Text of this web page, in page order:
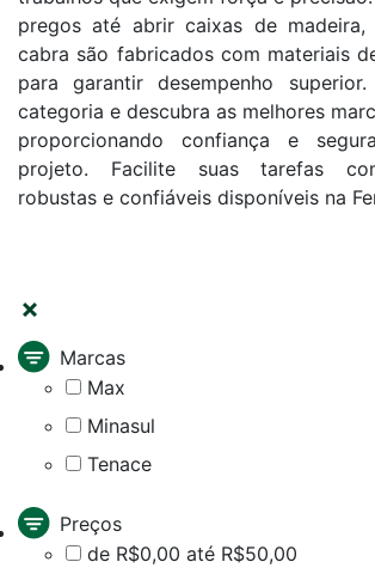
pregos até abrir caixas de madeira,
cabra são fabricados com materiais
para garantir desempenho
categoria e descubra as melhores
proporcionando confiança e
projeto. Facilite suas tarefas
robustas e confiáveis disponíveis na
Marcas
Max
Minasul
Tenace
Preços
de R$0,00 até R$50,00